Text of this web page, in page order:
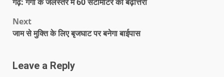
Next
जाम से मुक्ति के लिए बृजघाट पर बनेगा बाईपास
Leave a Reply